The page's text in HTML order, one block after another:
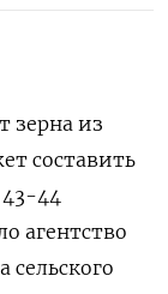
зерна из
составить
44
агентство